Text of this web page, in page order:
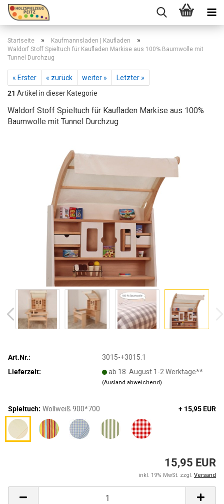
Startseite » Kaufmannsladen | Kaufladen »
Waldorf Stoff Spieltuch für Kaufladen Markise aus 100% Baumwolle mit
Tunnel Durchzug
« Erster « zurück weiter »
Letzter »
21 Artikel in dieser Kategorie
Waldorf Stoff Spieltuch für Kaufladen Markise aus 100%
Baumwolle mit Tunnel Durchzug
Art.Nr.:
3015-+3015.1
Lieferzeit:
ab 18. August 1-2 Werktage**
(Ausland abweichend)
Spieltuch: Wollweiß 900*700 + 15,95 EUR
15,95 EUR
inkl. 19% MwSt. zzgl. Versand